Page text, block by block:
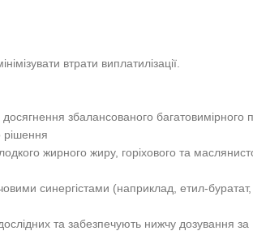
втрати виплатилізації.
збалансованого багатовимірного
рішення
жирного жиру, горіхового та
синергістами (наприклад, етил-буратат,
та забезпечують нижчу дозування за